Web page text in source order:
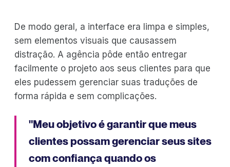
De modo geral, a interface era limpa e simples,
sem elementos visuais que causassem
distração. A agência pôde então entregar
facilmente o projeto aos seus clientes para que
eles pudessem gerenciar suas traduções de
forma rápida e sem complicações.
"Meu objetivo é garantir que meus
clientes possam gerenciar seus sites
com confiança quando os